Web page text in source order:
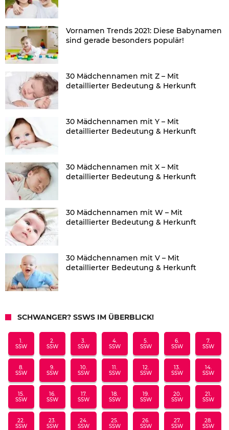
Vornamen Trends 2021: Diese Babynamen
sind gerade besonders populär!
30 Mädchennamen mit Z – Mit
detaillierter Bedeutung & Herkunft
30 Mädchennamen mit Y – Mit
detaillierter Bedeutung & Herkunft
30 Mädchennamen mit X – Mit
detaillierter Bedeutung & Herkunft
30 Mädchennamen mit W – Mit
detaillierter Bedeutung & Herkunft
30 Mädchennamen mit V – Mit
detaillierter Bedeutung & Herkunft
SCHWANGER? SSWS IM ÜBERBLICK!
1.
SSW
2.
SSW
3.
SSW
4.
SSW
5.
SSW
6.
SSW
7.
SSW
8.
SSW
9.
SSW
10.
SSW
11.
SSW
12.
SSW
13.
SSW
14.
SSW
15.
SSW
16.
SSW
17.
SSW
18.
SSW
19.
SSW
20.
SSW
21.
SSW
22.
SSW
23.
SSW
24.
SSW
25.
SSW
26.
SSW
27.
SSW
28.
SSW